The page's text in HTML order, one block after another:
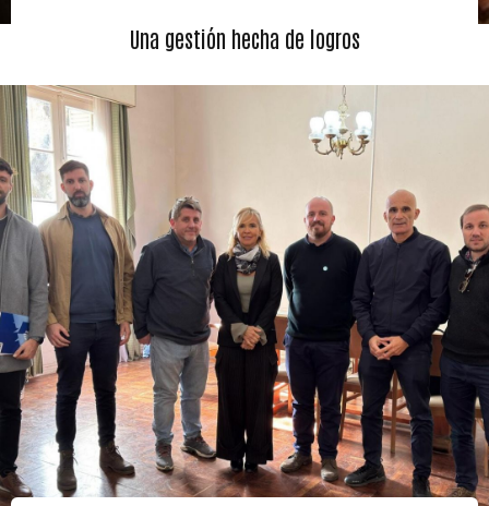
Una gestión hecha de logros